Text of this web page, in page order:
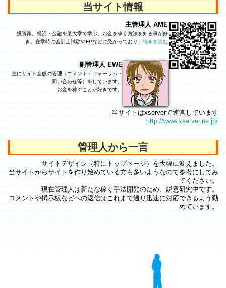
当サイト情報
主管理人 AME
投資家。経済・金融を某大学で学ぶ。お金を稼ぐ方法を知る事が好
き。在学時に会計士試験やFPなどに受かっており…続きを読む
副管理人 EWE
主にサイト全般の管理（コメント・フォーラム・
問い合わせ等）をしています。
お金を稼ぐことが好きです。
当サイトはxserverで運営しています
http://www.xserver.ne.jp/
管理人から一言
サイトデザイン（特にトップページ）を大幅に変えました。
当サイトからサイトを作り始めている方も多いようなので参考にしてみ
てください。
現在管理人は新たな稼ぐ手法開発のため、鋭意研究中です。
コメントや掲示板などへの返信はこれまで通り迅速に対応できるよう勤
めています。